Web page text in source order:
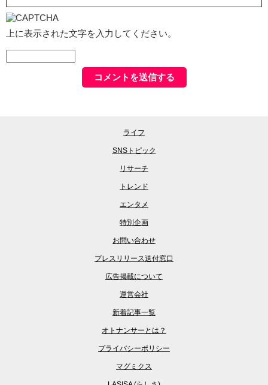
上に表示された文字を入力してください。
ライフ
SNSトピック
リサーチ
トレンド
エンタメ
特別企画
お問い合わせ
プレスリリース送付窓口
広告掲載について
運営会社
新着記事一覧
オトナンサーとは？
プライバシーポリシー
マグミクス